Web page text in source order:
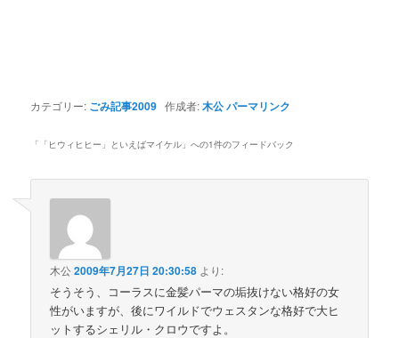
カテゴリー: ごみ記事2009 作成者:木公パーマリンク
「 「ヒウィヒヒー」といえばマイケル 」への1件のフィードバック
木公2009年7月27日 20:30:58 より:
そうそう、コーラスに金髪パーマの垢抜けない格好の女
性がいますが、後にワイルドでウェスタンな格好で大ヒ
ットするシェリル・クロウですよ。